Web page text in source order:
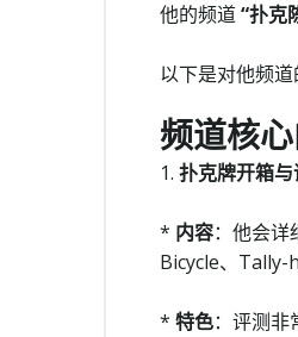
他的频道“扑克
以下是对他频道
频道核
1. 扑克牌开箱与
* 内容：他会
Bicycle、Tally-
* 特色：评测